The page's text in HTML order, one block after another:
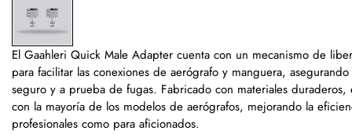
El Gaahleri Quick Male Adapter cuenta con un mecanismo de
para facilitar las conexiones de aerógrafo y manguera,
seguro y a prueba de fugas. Fabricado con materiales duraderos,
con la mayoría de los modelos de aerógrafos, mejorando la
profesionales como para aficionados.